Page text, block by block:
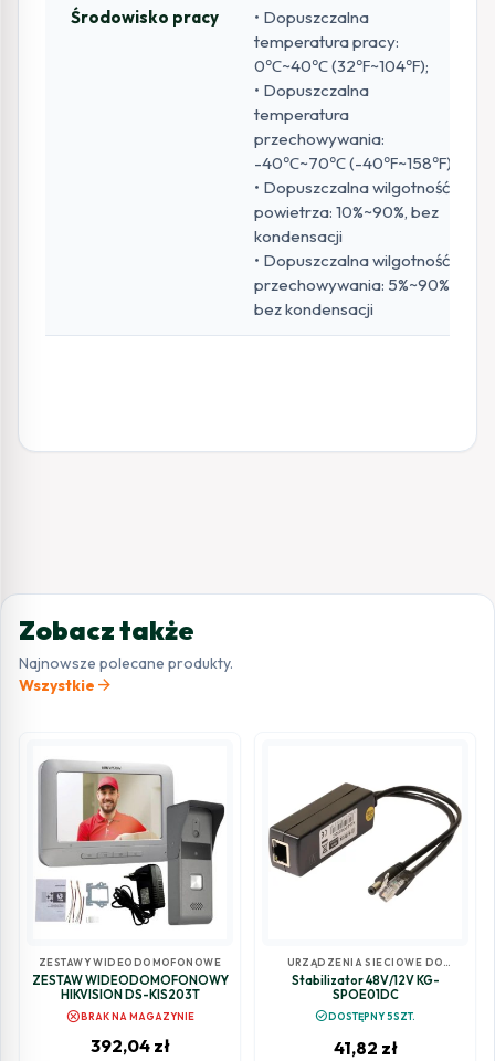
Środowisko pracy
• Dopuszczalna
temperatura pracy:
0℃~40℃ (32℉~104℉);
• Dopuszczalna
temperatura
przechowywania:
-40℃~70℃ (-40℉~158℉);
• Dopuszczalna wilgotność
powietrza: 10%~90%, bez
kondensacji
• Dopuszczalna wilgotność
przechowywania: 5%~90%,
bez kondensacji
Zobacz także
Najnowsze polecane produkty.
Wszystkie arrow_forward
ZESTAWY WIDEODOMOFONOWE
ZESTAW WIDEODOMOFONOWY
HIKVISION DS-KIS203T
cancelBRAK NA MAGAZYNIE
392,04 zł
URZĄDZENIA SIECIOWE DO
MONITORINGU
Stabilizator 48V/12V KG-
SPOE01DC
check_circleDOSTĘPNY 5SZT.
41,82 zł